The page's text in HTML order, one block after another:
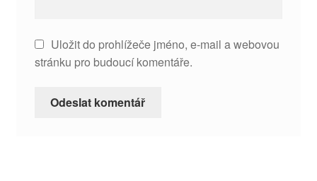
Uložit do prohlížeče jméno, e-mail a webovou
stránku pro budoucí komentáře.